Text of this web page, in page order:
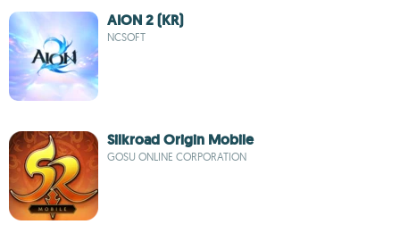
AION 2 (KR)
NCSOFT
Silkroad Origin Mobile
GOSU ONLINE CORPORATION